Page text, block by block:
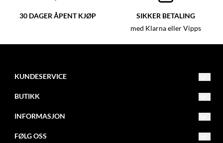
30 DAGER ÅPENT KJØP SIKKER BETALING
med Klarna eller Vipps
KUNDESERVICE
post@glassmagasinet.com
6700 Måløy
BUTIKK
INFORMASJON
FØLG OSS